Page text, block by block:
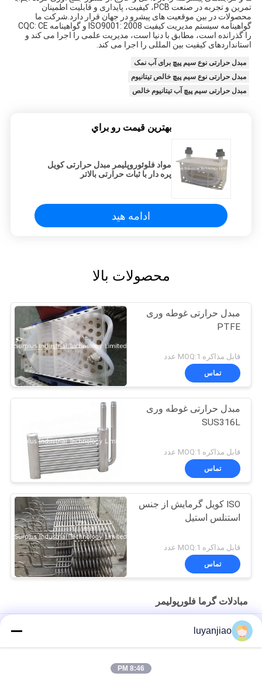
تمرین و تجربه در صنعت PCB، کیفیت، پایداری و قابلیت اطمینان
محصولات در بین موقعیت های پیشرو در جهان قرار دارد.شرکت ما
گواهینامه سیستم مدیریت کیفیت ISO9001: 2008 و گواهینامه CQC: CE
را گذرانده است، مطابق با دنیا است، مدیریت علمی را اجرا می کند و
استانداردهای کیفیت بین المللی را اجرا می کند.
مبدل حرارتی نوع سیم پیچ برای آب نمک
مبدل حرارتی نوع سیم پیچ خالص تیتانیوم
مبدل حرارتی سیم پیچ آب تیتانیوم خالص
بهترين قيمت رو براي
مواد فلوئوروپلیمر مبدل حرارتی کویل
پره دار با ثبات حرارتی بالاتر
ادامه هید
محصولات بالا
مبدل حرارتی غوطه وری
PTFE
قابل مذاکره MOQ:1 عدد
تماس
مبدل حرارتی غوطه وری
SUS316L
قابل مذاکره MOQ:1 عدد
تماس
ISO کویل گرمایش از جنس
استنلس استیل
قابل مذاکره MOQ:1 عدد
تماس
مبادلات گرما فلورپولیمر
ISO9001 مبدل حرارتی غوطه وری برای پایان دادن به ترشی فلز
تاییدیه CE مبدل حرارتی انعطاف پذیری بالا PTFE ، بخاری آب کویل
luyanjiao
8:46 PM